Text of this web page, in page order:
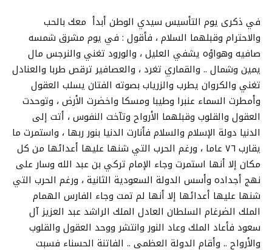
في ذكرى يوم التأسيس سيدي الوطن أبدأ معك بالحب
والاحترام وقبلهما السلام ، فأقول : في يوم مشرق شمسه
صافيه وهواؤه يشفي العليل ، والورود تغني والنرجس مال
يمين وشمال .. والقماري تغرد ، والعصافير ترقص طربا والعنادل
تغني والكروان يطرب والزرياب بصوته الفتان يسلب العقول
وأمطرت السماء عنبرا وطيبا ومسكا واخضرت الأرض ، وتوحدت
العقول والقلوب وقبلهما الأرواح وتآخت النفوس ، أتت إلى
الدنيا دولة الإسلام والسلام فأنارت الدنيا بنور ربها ، واستمرت ما
يقارب ٧٦ عاما ، ورغم الحرب التي شنها عليها أعدائها من كل
مكان إلا أنها استمرت وجاء الإمام تركي بن عبد الله وسار على
نهج أجداده وأسس الدولة السعودية الثانية ، ورغم الحرب التي
شنها عليها أعدائها إلا أنها لم تمت وجاء الفارس الهمام
الملك الضرغام السلطان العادل الملك الراشد عبد العزيز آل
سعود فأعاد الملك وعاد النور وانتشر ووحد العقول والقلوب
والأرواح .. وأقام الدولة العظمى .. الفاتنة الحسناء فسبت